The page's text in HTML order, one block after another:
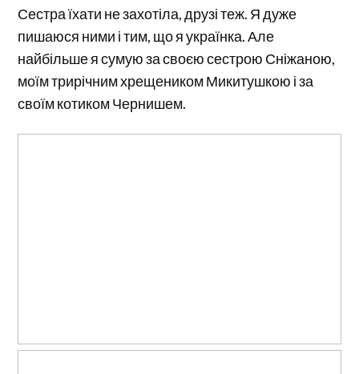
Сестра їхати не захотіла, друзі теж. Я дуже
пишаюся ними і тим, що я українка. Але
найбільше я сумую за своєю сестрою Сніжаною,
моїм трирічним хрещеником Микитушкою і за
своїм котиком Чернишем.